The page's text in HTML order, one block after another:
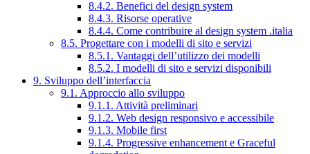
8.4.2. Benefici del design system
8.4.3. Risorse operative
8.4.4. Come contribuire al design system .italia
8.5. Progettare con i modelli di sito e servizi
8.5.1. Vantaggi dell’utilizzo dei modelli
8.5.2. I modelli di sito e servizi disponibili
9. Sviluppo dell’interfaccia
9.1. Approccio allo sviluppo
9.1.1. Attività preliminari
9.1.2. Web design responsivo e accessibile
9.1.3. Mobile first
9.1.4. Progressive enhancement e Graceful